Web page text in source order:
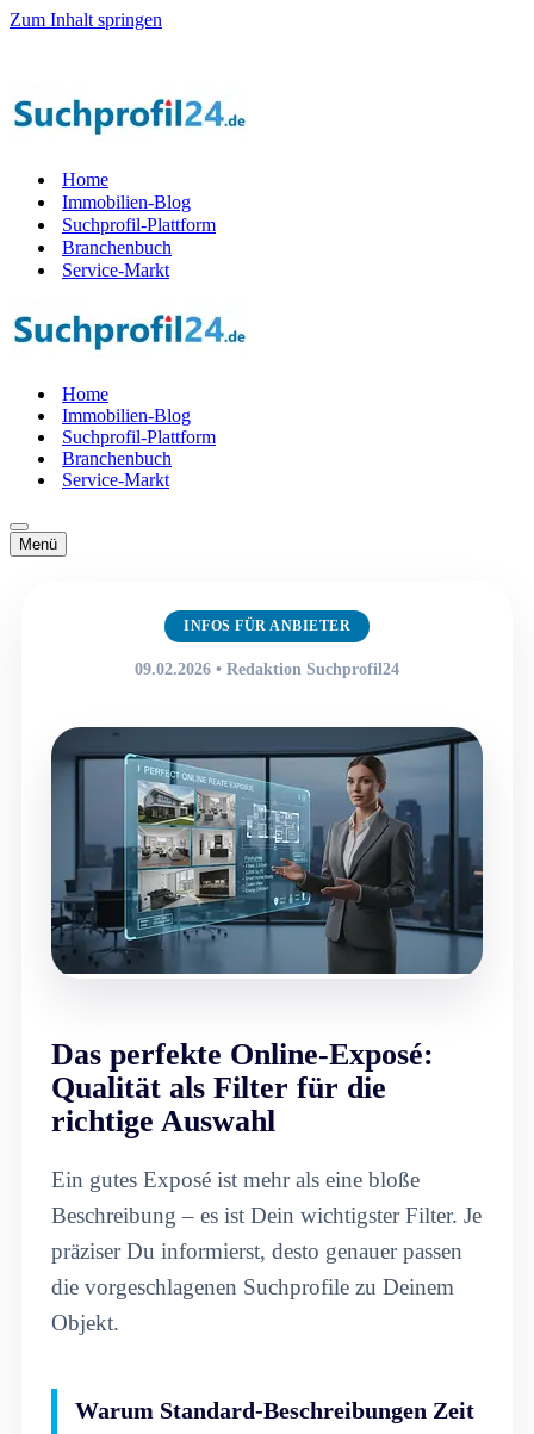
Zum Inhalt springen
Home
Immobilien-Blog
Suchprofil-Plattform
Branchenbuch
Service-Markt
Home
Immobilien-Blog
Suchprofil-Plattform
Branchenbuch
Service-Markt
Navigationsmenü
Menü
Navigationsmenü
INFOS FÜR ANBIETER
09.02.2026 • Redaktion Suchprofil24
Das perfekte Online-Exposé:
Qualität als Filter für die
richtige Auswahl
Ein gutes Exposé ist mehr als eine bloße
Beschreibung – es ist Dein wichtigster Filter. Je
präziser Du informierst, desto genauer passen
die vorgeschlagenen Suchprofile zu Deinem
Objekt.
Warum Standard-Beschreibungen Zeit